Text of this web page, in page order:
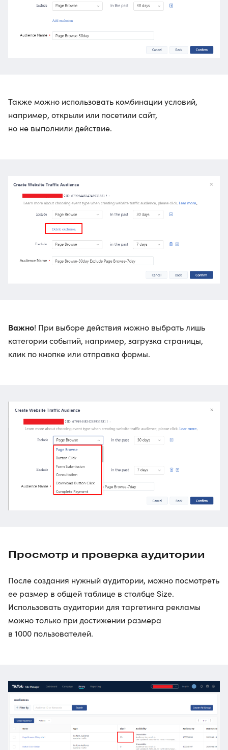
Также можно использовать комбинации условий,
например, открыли или посетили сайт,
но не выполнили действие.
Важно! При выборе действия можно выбрать лишь
категории событий, например, загрузка страницы,
клик по кнопке или отправка формы.
Просмотр и проверка аудитории
После создания нужный аудитории, можно посмотреть
ее размер в общей таблице в столбце Size.
Использовать аудитории для таргетинга рекламы
можно только при достижении размера
в 1000 пользователей.